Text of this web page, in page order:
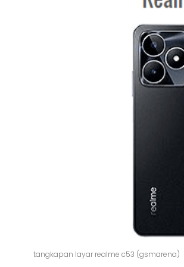
tangkapan layar realme c53 (gsmarena)